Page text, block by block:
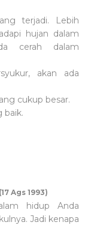
terjadi. Lebih
hujan dalam
cerah dalam
akan ada
cukup besar.
baik.
Ags 1993)
hidup Anda
Jadi kenapa